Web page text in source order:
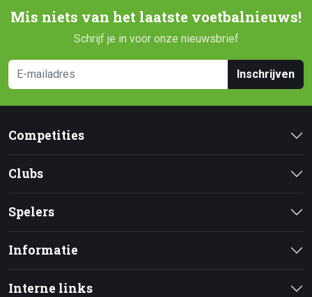
Mis niets van het laatste voetbalnieuws!
Schrijf je in voor onze nieuwsbrief
Inschrijven
Competities
Clubs
Spelers
Informatie
Interne links